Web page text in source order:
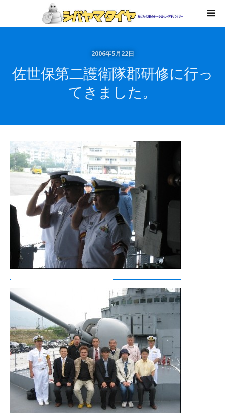
2006年5月22日
佐世保第二護衛隊郡研修に行っ
てきました。